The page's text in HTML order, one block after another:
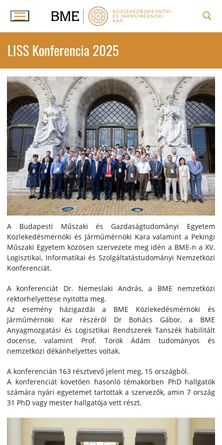
LISS Konferencia 2025
A Budapesti Műszaki és Gazdaságtudományi Egyetem
Közlekedésmérnöki és Járműmérnöki Kara valamint a Pekingi
Műszaki Egyetem közösen szervezete meg idén a BME-n a XV.
Logisztikai, Informatikai és Szolgáltatástudományi Nemzetközi
Konferenciát.
A konferenciát Dr. Nemeslaki András, a BME nemzetközi
rektorhelyettese nyitotta meg.
Az esemény házigazdái a BME Közlekedésmérnöki és
Járműmérnöki Kar részéről Dr Bohács Gábor, a BME
Anyagmozgatási és Logisztikai Rendszerek Tanszék habilitált
docense, valamint Prof. Török Ádám tudományos és
nemzetközi dékánhelyettes voltak.
A konferencián 163 résztvevő jelent meg, 15 országból.
A konferenciát követően hasonló témakörben PhD hallgatók
számára nyári egyetemet tartottak a szervezők, amin 7 ország
31 PhD vagy mester hallgatója vett részt.